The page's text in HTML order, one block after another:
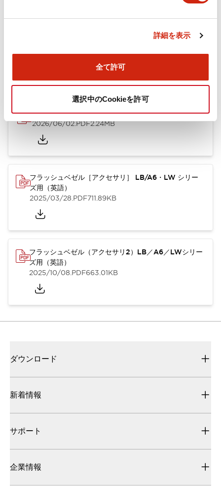
詳細を表示
全て許可
選択中のCookieを許可
フラッシュベゼル（アクセサリ2）LB／A6／LWシリー
A6シリーズ φ16小形コントロールユニット（英語）
2026/06/02.PDF2.24MB
フラッシュベゼル［アクセサリ］ LB/A6・LW シリー
ズ用（英語）
2025/03/28.PDF711.89KB
フラッシュベゼル（アクセサリ2）LB／A6／LWシリー
ズ用（英語）
2025/10/08.PDF663.01KB
ダウンロード
新着情報
サポート
企業情報